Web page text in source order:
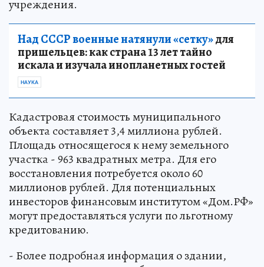
учреждения.
Над СССР военные натянули «сетку»для
пришельцев: как страна 13 лет тайно
искала и изучала инопланетных гостей
НАУКА
Кадастровая стоимость муниципального
объекта составляет 3,4 миллиона рублей.
Площадь относящегося к нему земельного
участка - 963 квадратных метра. Для его
восстановления потребуется около 60
миллионов рублей. Для потенциальных
инвесторов финансовым институтом «Дом.РФ»
могут предоставляться услуги по льготному
кредитованию.
- Более подробная информация о здании,